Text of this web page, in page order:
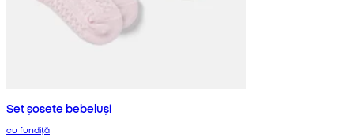
Set șosete bebeluși
cu fundiță